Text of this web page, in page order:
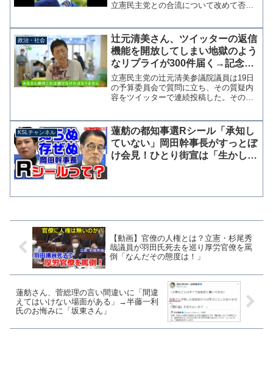
立憲民主党との合流について改めて否定
毎日新聞 国民民主党の玉木雄一郎代表
は10日のフジテ...
政治・社会
辻元清美さん、ツイッターの返信
機能を開放してしまい地獄のよう
なリプライが300件届く→記念に
固定ツイートにした模様
立憲民主党の辻元清美参議院議員は19日
の予算委員会で質問に立ち、その質疑内
容をツイッターで連続投稿した。その中
してしまい、約300件の批判的な返信を浴
びている。予算委員...
KSLチャンネル
蓮舫の都知事選Rシール「承知し
ていない」岡田幹事長がすっとぼ
け会見！ひとり街宣は「生かしき
【動画】官僚の人権とは？立憲・杉尾秀
哉議員が羽田氏死去を巡り厚労官僚を罵
倒「なんだその態度は！」
蓮舫さん、菅総理の言い間違いに「間違
えてはいけない場面がある」→半藤一利
氏のお悔みに「坂東さん」